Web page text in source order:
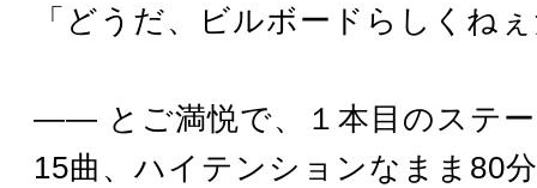
「どうだ、ビルボードらしくね
―― とご満悦で、１本目のステ
15曲、ハイテンションなまま80